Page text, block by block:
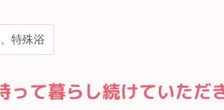
特殊浴
って暮らし続けていただ